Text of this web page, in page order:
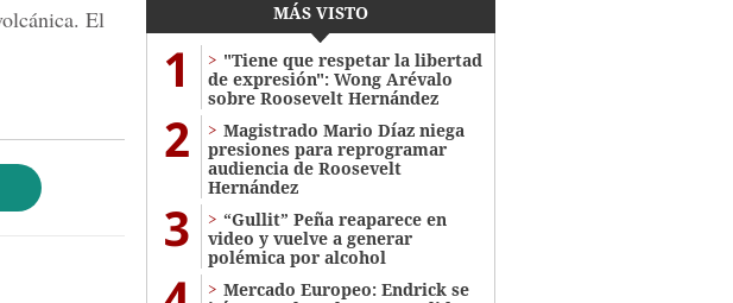
El
MÁS VISTO
1
"Tiene que respetar la libertad
de expresión": Wong Arévalo
sobre Roosevelt Hernández
2
Magistrado Mario Díaz niega
presiones para reprogramar
audiencia de Roosevelt
Hernández
3
“Gullit” Peña reaparece en
video y vuelve a generar
polémica por alcohol
Mercado Europeo: Endrick se